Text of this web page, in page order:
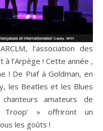
l’association des
l’Arpège ! Cette année ,
! De Piaf à Goldman, en
les Beatles et les Blues
amateurs de
Troop’ » offriront un
les goûts !